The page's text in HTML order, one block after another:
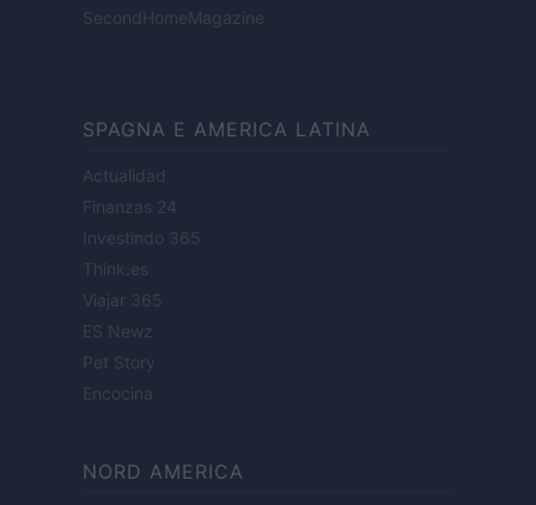
SecondHomeMagazine
SPAGNA E AMERICA LATINA
Actualidad
Finanzas 24
Investindo 365
Think.es
Viajar 365
ES Newz
Pet Story
Encocina
NORD AMERICA